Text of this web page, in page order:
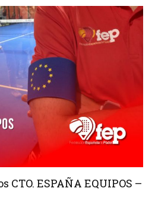
ESPAÑA EQUIPOS –